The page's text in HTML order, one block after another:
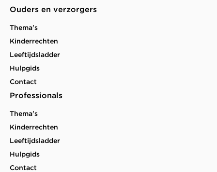
Ouders en verzorgers
Thema's
Kinderrechten
Leeftijdsladder
Hulpgids
Contact
Professionals
Thema's
Kinderrechten
Leeftijdsladder
Hulpgids
Contact